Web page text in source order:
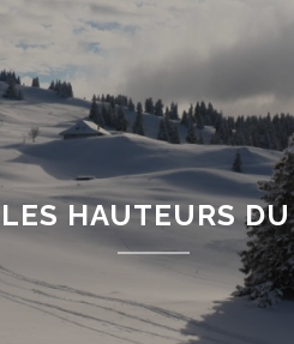
HAUTEURS